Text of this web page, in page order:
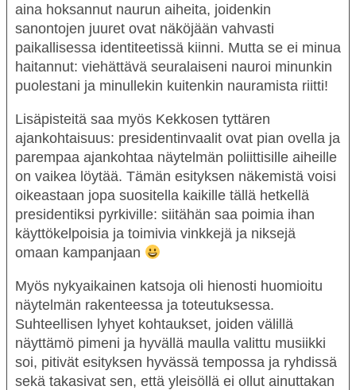
aina hoksannut naurun aiheita, joidenkin
sanontojen juuret ovat näköjään vahvasti
paikallisessa identiteetissä kiinni. Mutta se ei minua
haitannut: viehättävä seuralaiseni nauroi minunkin
puolestani ja minullekin kuitenkin nauramista riitti!
Lisäpisteitä saa myös Kekkosen tyttären
ajankohtaisuus: presidentinvaalit ovat pian ovella ja
parempaa ajankohtaa näytelmän poliittisille aiheille
on vaikea löytää. Tämän esityksen näkemistä voisi
oikeastaan jopa suositella kaikille tällä hetkellä
presidentiksi pyrkiville: siitähän saa poimia ihan
käyttökelpoisia ja toimivia vinkkejä ja niksejä
omaan kampanjaan
Myös nykyaikainen katsoja oli hienosti huomioitu
näytelmän rakenteessa ja toteutuksessa.
Suhteellisen lyhyet kohtaukset, joiden välillä
näyttämö pimeni ja hyvällä maulla valittu musiikki
soi, pitivät esityksen hyvässä tempossa ja ryhdissä
sekä takasivat sen, että yleisöllä ei ollut ainuttakan